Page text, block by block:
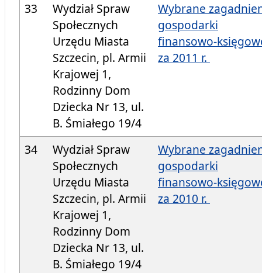
33
Wydział Spraw
Społecznych
Urzędu Miasta
Szczecin, pl. Armii
Krajowej 1,
Rodzinny Dom
Dziecka Nr 13, ul.
B. Śmiałego 19/4
Wybrane
gospodarki
finansowo-
za 2011 r.
34
Wydział Spraw
Społecznych
Urzędu Miasta
Szczecin, pl. Armii
Krajowej 1,
Rodzinny Dom
Dziecka Nr 13, ul.
B. Śmiałego 19/4
Wybrane
gospodarki
finansowo-
za 2010 r.